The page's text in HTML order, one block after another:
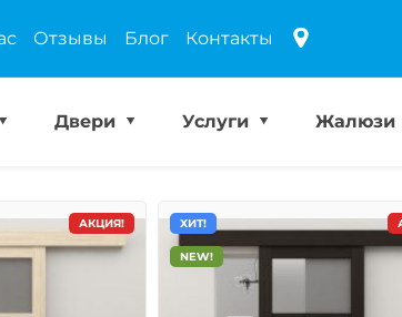
Отзывы Блог Контакты
Двери Услуги Жалюзи
АКЦИЯ! ХИТ!
NEW!